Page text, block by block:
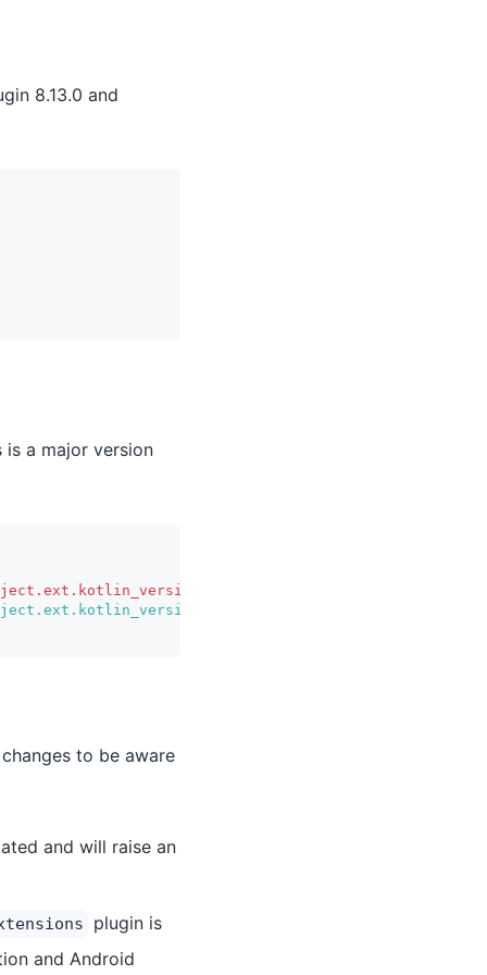
8.13.0 and
is a major version
: '1.9.25'
: '2.2.20'
to be aware
and will raise an
plugin is
and Android